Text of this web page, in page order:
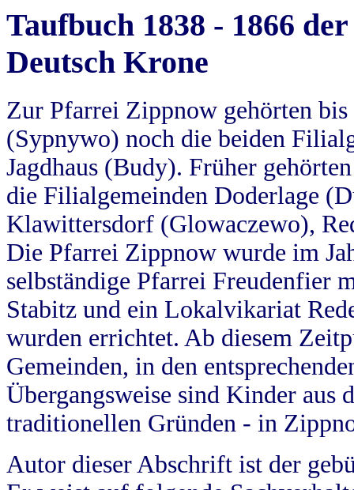
Taufbuch 1838 - 1866
Deutsch Krone
Zur Pfarrei Zippnow gehörten
(Sypnywo) noch die beiden
Jagdhaus (Budy). Früher
die Filialgemeinden Doderlage
Klawittersdorf (Glowaczewo),
Die Pfarrei Zippnow wurde im
selbständige Pfarrei Freudenfier
Stabitz und ein Lokalvikariat
wurden errichtet. Ab diesem
Gemeinden, in den
Übergangsweise sind Kinder aus
traditionellen Gründen - in
Autor dieser Abschrift ist der